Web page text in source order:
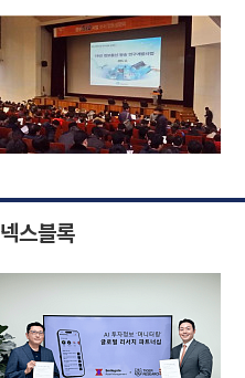
넥스블록